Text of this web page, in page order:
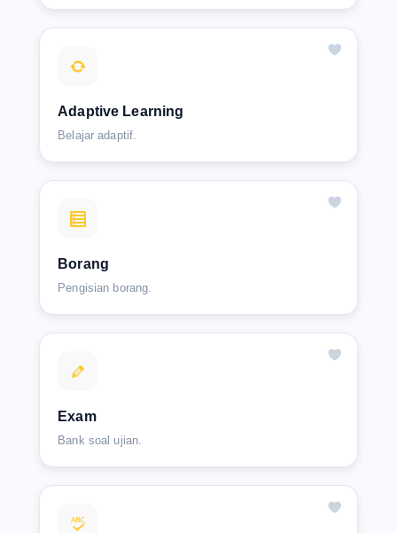
Adaptive Learning
Belajar adaptif.
Borang
Pengisian borang.
Exam
Bank soal ujian.